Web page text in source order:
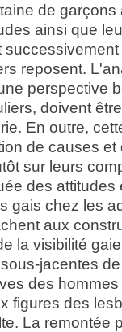
de
ainsi que
reposent.
perspective
doivent
En outre,
de causes et
sur leurs
des attitudes
gais chez les
aux
la visibilité
jacentes
des
figures des
La remontée